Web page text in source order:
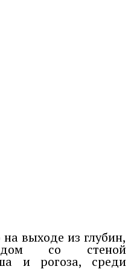
выходе из глубин,
со стеной
и рогоза, среди